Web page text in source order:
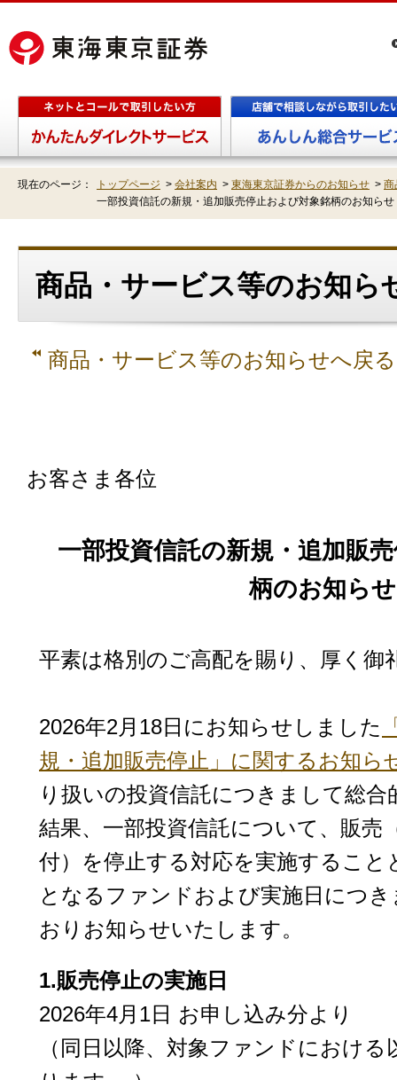
現在のページ： トップページ > 会社案内 > 東海東京証券からのお知らせ > 商
一部投資信託の新規・追加販売停止および対象銘柄のお知らせ
商品・サービス等のお知ら
商品・サービス等のお知らせへ戻る
お客さま各位
一部投資信託の新規・追加販
柄のお知らせ
平素は格別のご高配を賜り、厚く御
2026年2月18日にお知らせしました
規・追加販売停止」に関するお知ら
り扱いの投資信託につきまして総
結果、一部投資信託について、販売
付）を停止する対応を実施すること
となるファンドおよび実施日につ
おりお知らせいたします。
1.販売停止の実施日
2026年4月1日 お申し込み分より
（同日以降、対象ファンドにおけ